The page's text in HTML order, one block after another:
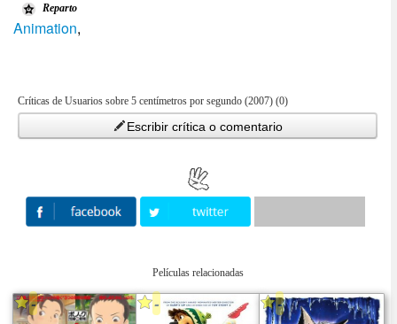
Reparto
Animation,
Críticas de Usuarios sobre 5 centí­metros por segundo (2007) (0)
Escribir crítica o comentario
Películas relacionadas
- - -